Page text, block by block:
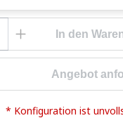
denIn den
Angebot
* Konfiguration ist